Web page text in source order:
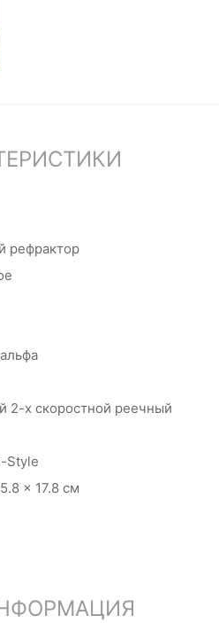
рефрактор
2-х скоростной реечный
Style
x 17.8 см